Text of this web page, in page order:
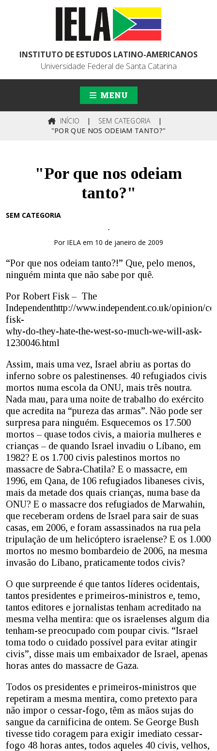
INSTITUTO DE ESTUDOS LATINO-AMERICANOS
Universidade Federal de Santa Catarina
MENU
INÍCIO | SEM CATEGORIA
|
"POR QUE NOS ODEIAM TANTO?"
"Por que nos odeiam
tanto?"
SEM CATEGORIA
-
Por IELA em 10 de janeiro de 2009
“Por que nos odeiam tanto?!” Que, pelo menos,
ninguém minta que não sabe por quê.
Por Robert Fisk – The
Independenthttp://www.independent.co.uk/opinion/
fisk-
why-do-they-hate-the-west-so-much-we-will-ask-
1230046.html
Assim, mais uma vez, Israel abriu as portas do
inferno sobre os palestinenses. 40 refugiados civis
mortos numa escola da ONU, mais três noutra.
Nada mau, para uma noite de trabalho do exército
que acredita na “pureza das armas”. Não pode ser
surpresa para ninguém. Esquecemos os 17.500
mortos – quase todos civis, a maioria mulheres e
crianças – de quando Israel invadiu o Líbano, em
1982? E os 1.700 civis palestinos mortos no
massacre de Sabra-Chatila? E o massacre, em
1996, em Qana, de 106 refugiados libaneses civis,
mais da metade dos quais crianças, numa base da
ONU? E o massacre dos refugiados de Marwahin,
que receberam ordens de Israel para sair de suas
casas, em 2006, e foram assassinados na rua pela
tripulação de um helicóptero israelense? E os 1.000
mortos no mesmo bombardeio de 2006, na mesma
invasão do Líbano, praticamente todos civis?
O que surpreende é que tantos líderes ocidentais,
tantos presidentes e primeiros-ministros e, temo,
tantos editores e jornalistas tenham acreditado na
mesma velha mentira: que os israelenses algum dia
tenham-se preocupado com poupar civis. “Israel
toma todo o cuidado possível para evitar atingir
civis”, disse mais um embaixador de Israel, apenas
horas antes do massacre de Gaza.
Todos os presidentes e primeiros-ministros que
repetiram a mesma mentira, como pretexto para
não impor o cessar-fogo, têm as mãos sujas do
sangue da carnificina de ontem. Se George Bush
tivesse tido coragem para exigir imediato cessar-
fogo 48 horas antes, todos aqueles 40 civis, velhos,